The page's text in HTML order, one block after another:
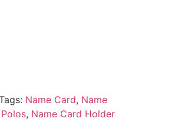
Name Card, Name
, Name Card Holder